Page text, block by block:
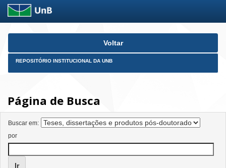
Skip
Voltar
REPOSITÓRIO INSTITUCIONAL DA UNB
Página de Busca
Buscar em:
por